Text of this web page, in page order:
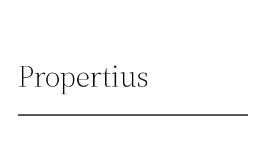
Propertius